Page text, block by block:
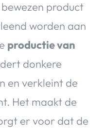
product
worden aan
productie van
donkere
en verkleint de
Het maakt de
er voor dat de